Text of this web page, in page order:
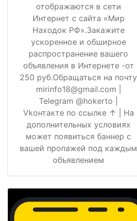
отображаются в сети
Интернет с сайта «Мир
Находок РФ».Закажите
ускоренное и обширное
распространение вашего
объявления в Интернете -от
250 руб.Обращаться на почту
mirinfo18@gmail.com |
Telegram @hokerto |
Vkонтакте по ссылке ↑ | На
дополнительных условиях
может появиться баннер с
вашей пропажей под каждым
объявлением